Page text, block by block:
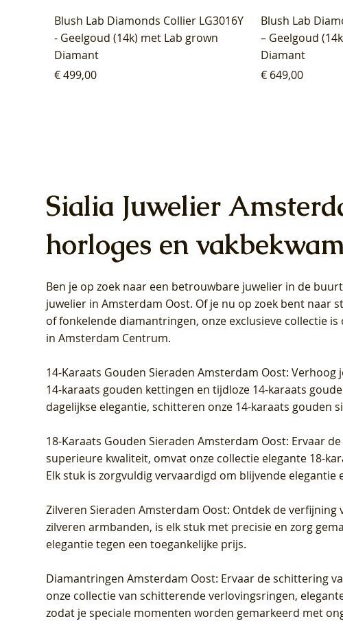
Blush Lab Diamonds Collier LG3016Y
- Geelgoud (14k) met Lab grown
Diamant
Prijs
€ 499,00
Blush Lab
– Geelgoud
Diamant
Prijs
€ 649,00
Blush Lab Diamonds Oorhangers
LG9006Y/S - Geelgoud (14k) met Lab
grown Diamant
Blush Lab
LG9007Y/S -
grown Diamant
Blush Lab Diamonds Collier LG3019Y
– Geelgoud (14k) met Lab grown
Diamant
Blush Lab
Geelgoud (14k)
Diamant
Blush Lab Diamonds Ring LG1031Y -
Geelgoud (14k) met Lab grown
Diamant
Blush Lab
Geelgoud (14k)
Diamant
Sialia Juwelier
horloges en
Ben je op zoek naar een betrouwbare juwelier in de
juwelier in Amsterdam Oost. Of je nu op zoek bent naar
of fonkelende diamantringen, onze exclusieve collectie
in Amsterdam Centrum.
14-Karaats Gouden Sieraden Amsterdam Oost: Verhoog
14-karaats gouden kettingen en tijdloze 14-karaats
dagelijkse elegantie, schitteren onze 14-karaats gouden
18-Karaats Gouden Sieraden Amsterdam Oost: Ervaar
superieure kwaliteit, omvat onze collectie elegante 18-
Elk stuk is zorgvuldig vervaardigd om blijvende elegantie
Zilveren Sieraden Amsterdam Oost: Ontdek de verfijning
zilveren armbanden, is elk stuk met precisie en zorg
elegantie tegen een toegankelijke prijs.
Diamantringen Amsterdam Oost: Ervaar de schittering
onze collectie van schitterende verlovingsringen,
zodat je speciale momenten worden gemarkeerd met